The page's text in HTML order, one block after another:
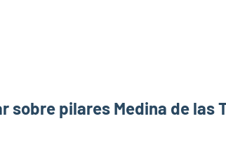
sobre pilares Medina de las